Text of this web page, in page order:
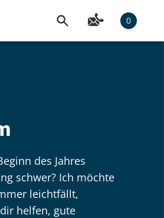
0
des Jahres
schwer? Ich möchte
leichtfällt,
helfen, gute